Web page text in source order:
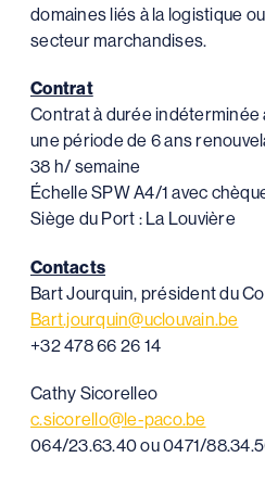
domaines liés à la logistique
secteur marchandises.
Contrat
Contrat à durée indéterminée
une période de 6 ans
38 h/ semaine
Échelle SPW A4/1 avec
Siège du Port : La Louvière
Contacts
Bart Jourquin, président du
Bart.jourquin@uclouvain.be
+32 478 66 26 14
Cathy Sicorelleo
c.sicorello@le-paco.be
064/23.63.40 ou 0471/